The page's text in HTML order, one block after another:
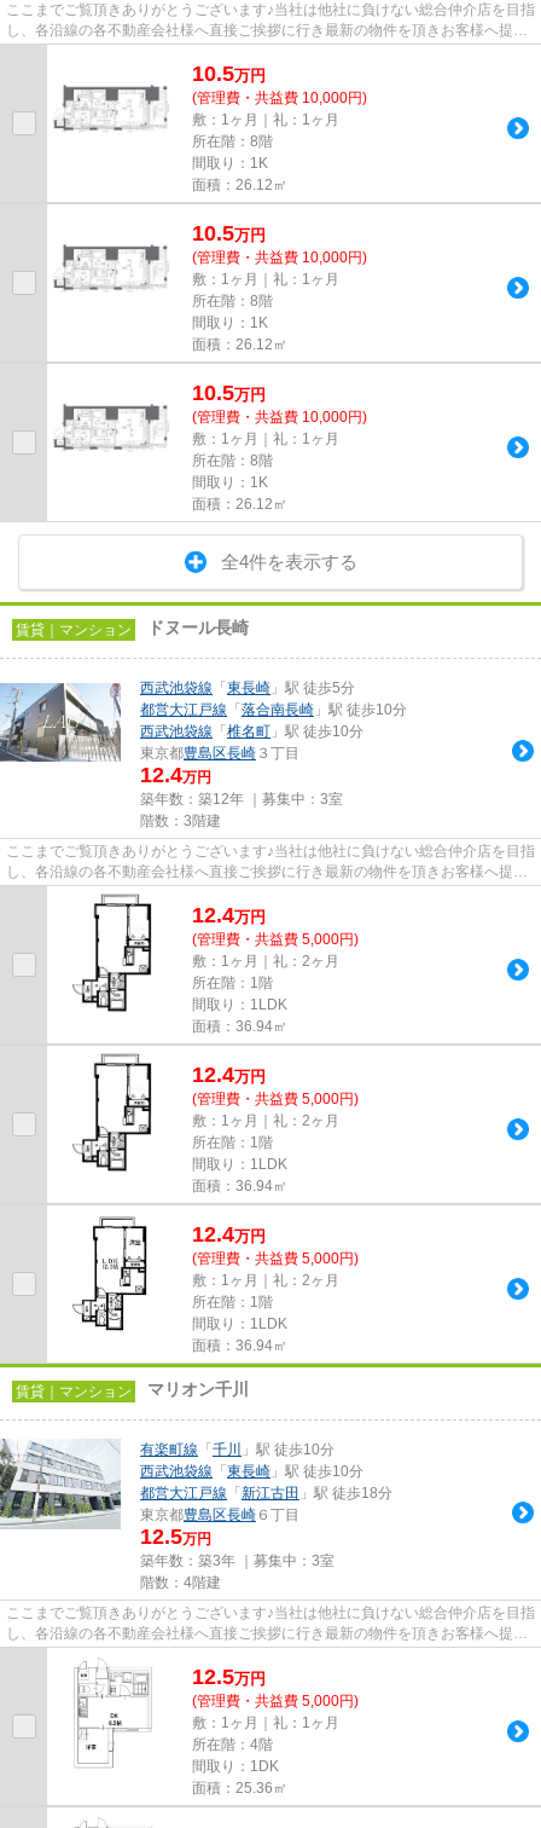
ここまでご覧頂きありがとうございます♪当社は他社に負けない総合仲介店を目指
し、各沿線の各不動産会社様へ直接ご挨拶に行き最新の物件を頂きお客様へ提供
10.5万円
(管理費・共益費 10,000円)
敷：1ヶ月｜礼：1ヶ月
所在階：8階
間取り：1K
面積：26.12㎡
10.5万円
(管理費・共益費 10,000円)
敷：1ヶ月｜礼：1ヶ月
所在階：8階
間取り：1K
面積：26.12㎡
10.5万円
(管理費・共益費 10,000円)
敷：1ヶ月｜礼：1ヶ月
所在階：8階
間取り：1K
面積：26.12㎡
全4件を表示する
賃貸｜マンション ドヌール長崎
西武池袋線 「 東長崎 」駅 徒歩5分
都営大江戸線 「 落合南長崎 」駅 徒歩10分
西武池袋線 「 椎名町 」駅 徒歩10分
東京都豊島区長崎 ３丁目
12.4万円
築年数：築12年 ｜募集中： 3室
階数：3階建
ここまでご覧頂きありがとうございます♪当社は他社に負けない総合仲介店を目指
し、各沿線の各不動産会社様へ直接ご挨拶に行き最新の物件を頂きお客様へ提供
しております！最新の情報は...
12.4万円
(管理費・共益費 5,000円)
敷：1ヶ月｜礼：2ヶ月
所在階：1階
間取り：1LDK
面積：36.94㎡
12.4万円
(管理費・共益費 5,000円)
敷：1ヶ月｜礼：2ヶ月
所在階：1階
間取り：1LDK
面積：36.94㎡
12.4万円
(管理費・共益費 5,000円)
敷：1ヶ月｜礼：2ヶ月
所在階：1階
間取り：1LDK
面積：36.94㎡
賃貸｜マンション マリオン千川
有楽町線 「 千川
」駅 徒歩10分
西武池袋線 「 東長崎 」駅 徒歩10分
都営大江戸線 「 新江古田 」駅 徒歩18分
東京都豊島区長崎 ６丁目
12.5万円
築年数：築3年 ｜募集中： 3室
階数：4階建
ここまでご覧頂きありがとうございます♪当社は他社に負けない総合仲介店を目指
し、各沿線の各不動産会社様へ直接ご挨拶に行き最新の物件を頂きお客様へ提供
しております！最新の情報は...
12.5万円
(管理費・共益費 5,000円)
敷：1ヶ月｜礼：1ヶ月
所在階：4階
間取り：1DK
面積：25.36㎡